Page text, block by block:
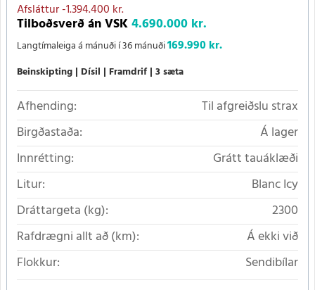
Afsláttur-1.394.400 kr.
Tilboðsverð án VSK4.690.000 kr.
Langtímaleiga á mánuði í 36 mánuði169.990 kr.
Beinskipting Dísil Framdrif 3 sæta
Afhending:
Til afgreiðslu strax
Birgðastaða:
Á lager
Innrétting:
Grátt tauáklæði
Litur:
Blanc Icy
Dráttargeta (kg):
2300
Rafdrægni allt að (km):
Á ekki við
Flokkur:
Sendibílar